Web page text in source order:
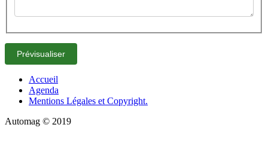
Accueil
Agenda
Mentions Légales et Copyright.
Automag © 2019